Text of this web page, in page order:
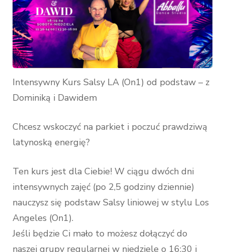
Intensywny Kurs Salsy LA (On1) od podstaw – z
Dominiką i Dawidem
Chcesz wskoczyć na parkiet i poczuć prawdziwą
latynoską energię?
Ten kurs jest dla Ciebie! W ciągu dwóch dni
intensywnych zajęć (po 2,5 godziny dziennie)
nauczysz się podstaw Salsy liniowej w stylu Los
Angeles (On1).
Jeśli będzie Ci mało to możesz dołączyć do
naszej grupy regularnej w niedziele o 16:30 i